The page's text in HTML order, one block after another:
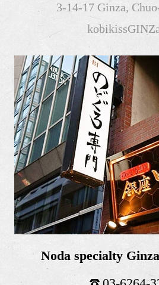
3-14-17 Ginza,
Noda specialty